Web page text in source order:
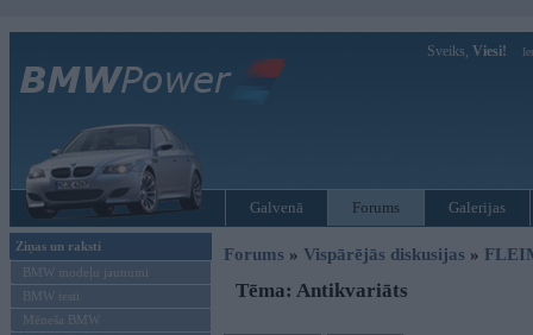
Sveiks, Viesi!
Galvenā Forums Galerijas
Ziņas un raksti
BMW modeļu jaunumi
BMW testi
Mēneša BMW
Forums » Vispārējās diskusijas »
Tēma: Antikvariāts